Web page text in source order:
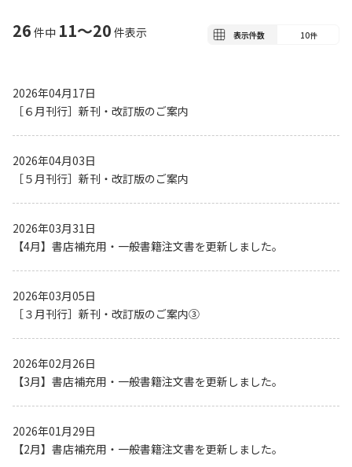
26 件中 11～20 件表示 表示件数
2026年04月17日
［６月刊行］新刊・改訂版のご案内
2026年04月03日
［５月刊行］新刊・改訂版のご案内
2026年03月31日
【4月】書店補充用・一般書籍注文書を更新しました。
2026年03月05日
［３月刊行］新刊・改訂版のご案内③
2026年02月26日
【3月】書店補充用・一般書籍注文書を更新しました。
2026年01月29日
【2月】書店補充用・一般書籍注文書を更新しました。